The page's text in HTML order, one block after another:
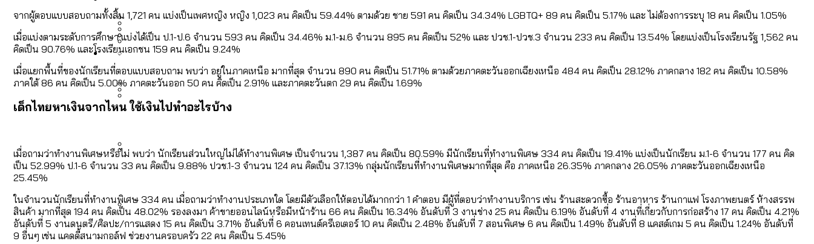
งบระบายน้ำ-ป้องกันน้ำท่วม 4 ปี (2566-2569) ของ กทม. ในยุคชัชชาติ ลงเขตไหน ทำอะไรบ้าง
กรุงเทพฯ เมืองคอนเสิร์ต : สำรวจคอนเสิร์ตและแฟนมีตติ้งในไทยจำนวน 526 งาน ตั้งแต่ปี 2023-2024
ปีนกำแพงส่องซีรีส์จีน: จีนส่งออกภาพลักษณ์แบบไหนสู่สายตาโลก
สำรวจงบประมาณรายเขตในกรุงเทพฯ ผ่าน Bangkok Index 2025
กรุงเทพฯ เมืองสังคมผู้สูงอายุ [ข้อมูลดิบ]
Bangkok Index 2025 : อันดับความน่าอยู่ของ 50 เขตในกรุงเทพฯ
สำรวจเหตุไฟไหม้ในกรุงเทพฯ 2568 [ข้อมูลดิบ]
คำนำหน้านามและกฎหมายสมรสเท่าเทียม [ข้อมูลดิบ]
กรุงเทพฯ เมืองสังคมผู้สูงอายุ [ข้อมูลดิบ]
สวนสาธารณะและพื้นที่สีเขียวใน กทม. [ข้อมูลดิบ]
Bangkok Index
Bangkok Index 2022
DEMO Thailand
About Us
จากผู้ตอบแบบสอบถามทั้งสิ้น 1,721 คน แบ่งเป็นเพศหญิง หญิง 1,023 คน คิดเป็น 59.44% ตามด้วย ชาย 591 คน คิดเป็น 34.34% LGBTQ+ 89 คน คิดเป็น 5.17% และ ไม่ต้องการระบุ 18 คน คิดเป็น 1.05%
เมื่อแบ่งตามระดับการศึกษา แบ่งได้เป็น ป.1-ป.6 จำนวน 593 คน คิดเป็น 34.46% ม.1-ม.6 จำนวน 895 คน คิดเป็น 52% และ ปวช.1-ปวช.3 จำนวน 233 คน คิดเป็น 13.54% โดยแบ่งเป็นโรงเรียนรัฐ 1,562 คน
คิดเป็น 90.76% และโรงเรียนเอกชน 159 คน คิดเป็น 9.24%
เมื่อแยกพื้นที่ของนักเรียนที่ตอบแบบสอบถาม พบว่า อยู่ในภาคเหนือ มากที่สุด จำนวน 890 คน คิดเป็น 51.71% ตามด้วยภาคตะวันออกเฉียงเหนือ 484 คน คิดเป็น 28.12% ภาคกลาง 182 คน คิดเป็น 10.58%
ภาคใต้ 86 คน คิดเป็น 5.00% ภาคตะวันออก 50 คน คิดเป็น 2.91% และภาคตะวันตก 29 คน คิดเป็น 1.69%
เด็กไทยหาเงินจากไหน ใช้เงินไปทำอะไรบ้าง
เมื่อถามว่าทำงานพิเศษหรือไม่ พบว่า นักเรียนส่วนใหญ่ไม่ได้ทำงานพิเศษ เป็นจำนวน 1,387 คน คิดเป็น 80.59% มีนักเรียนที่ทำงานพิเศษ 334 คน คิดเป็น 19.41% แบ่งเป็นนักเรียน ม.1-6 จำนวน 177 คน คิด
เป็น 52.99% ป.1-6 จำนวน 33 คน คิดเป็น 9.88% ปวช.1-3 จำนวน 124 คน คิดเป็น 37.13% กลุ่มนักเรียนที่ทำงานพิเศษมากที่สุด คือ ภาคเหนือ 26.35% ภาคกลาง 26.05% ภาคตะวันออกเฉียงเหนือ
25.45%
ในจำนวนนักเรียนที่ทำงานพิเศษ 334 คน เมื่อถามว่าทำงานประเภทใด โดยมีตัวเลือกให้ตอบได้มากกว่า 1 คำตอบ มีผู้ที่ตอบว่าทำงานบริการ เช่น ร้านสะดวกซื้อ ร้านอาหาร ร้านกาแฟ โรงภาพยนตร์ ห้างสรรพ
สินค้า มากที่สุด 194 คน คิดเป็น 48.02% รองลงมา ค้าขายออนไลน์หรือมีหน้าร้าน 66 คน คิดเป็น 16.34% อันดับที่ 3 งานช่าง 25 คน คิดเป็น 6.19% อันดับที่ 4 งานที่เกี่ยวกับการก่อสร้าง 17 คน คิดเป็น 4.21%
อันดับที่ 5 งานดนตรี/ศิลปะ/การแสดง 15 คน คิดเป็น 3.71% อันดับที่ 6 คอนเทนต์ครีเอเตอร์ 10 คน คิดเป็น 2.48% อันดับที่ 7 สอนพิเศษ 6 คน คิดเป็น 1.49% อันดับที่ 8 แคสต์เกม 5 คน คิดเป็น 1.24% อันดับที่
9 อื่นๆ เช่น แคดดี้สนามกอล์ฟ ช่วยงานครอบครัว 22 คน คิดเป็น 5.45%